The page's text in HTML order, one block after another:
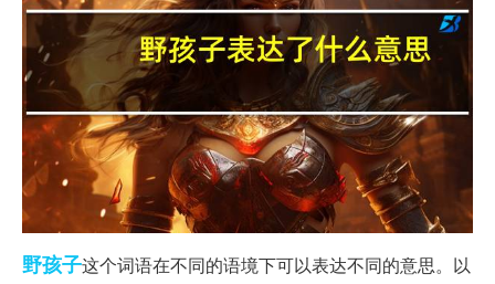
野孩子这个词语在不同的语境下可以表达不同的意思。以